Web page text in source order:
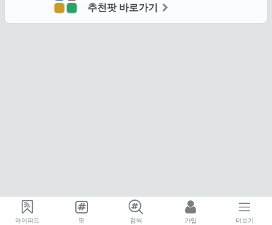
추천팟 바로가기
마이피드 팟 검색 가입 더보기